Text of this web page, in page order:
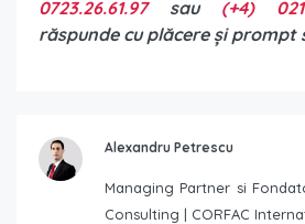
0723.26.61.97sau (+4)
răspunde cu plăcere și prompt
Alexandru Petrescu
Managing Partner si
Consulting | CORFAC